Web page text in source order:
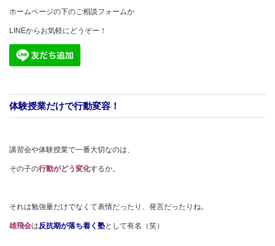
ホームページの下のご相談フォームか
LINEからお気軽にどうぞー！
体験授業だけで行動変容！
講習会や体験授業で一番大切なのは、
その子の行動がどう変化するか。
それは勉強量だけでなくて表情だったり、発言だったりね。
雄飛会は反抗期が落ち着く塾として有名（笑）